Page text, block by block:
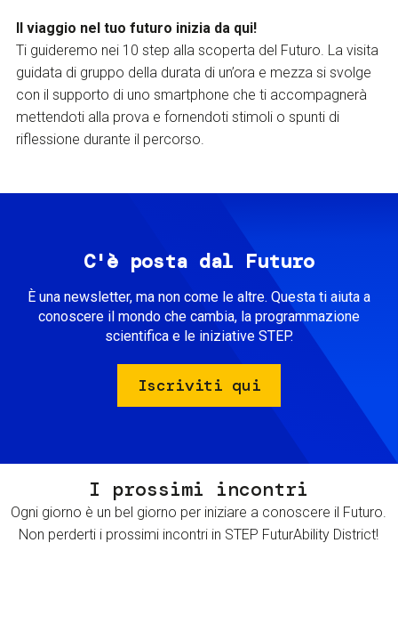
Il viaggio nel tuo futuro inizia da qui!
Ti guideremo nei 10 step alla scoperta del Futuro. La visita
guidata di gruppo della durata di un’ora e mezza si svolge
con il supporto di uno smartphone che ti accompagnerà
mettendoti alla prova e fornendoti stimoli o spunti di
riflessione durante il percorso.
C'è posta dal Futuro
È una newsletter, ma non come le altre. Questa ti aiuta a
conoscere il mondo che cambia, la programmazione
scientifica e le iniziative STEP.
Iscriviti qui
I prossimi incontri
Ogni giorno è un bel giorno per iniziare a conoscere il Futuro.
Non perderti i prossimi incontri in STEP FuturAbility District!